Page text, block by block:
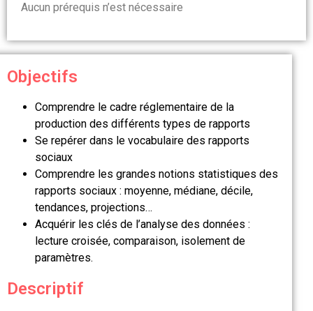
Objectifs
Comprendre le cadre réglementaire de la
production des différents types de rapports
Se repérer dans le vocabulaire des rapports
sociaux
Comprendre les grandes notions statistiques des
rapports sociaux : moyenne, médiane, décile,
tendances, projections…
Acquérir les clés de l’analyse des données :
lecture croisée, comparaison, isolement de
paramètres.
Descriptif
Aucun prérequis n’est nécessaire